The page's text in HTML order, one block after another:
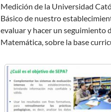
Medición de la Universidad
Básico de nuestro
evaluar y hacer un seguimiento
Matemática, sobre la base